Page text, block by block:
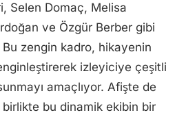
Selen Domaç, Melisa
ve Özgür Berber gibi
zengin kadro, hikayenin
izleyiciye çeşitli
amaçlıyor. Afişte de
birlikte bu dinamik ekibin bir